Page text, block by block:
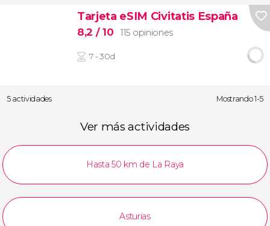
Tarjeta eSIM Civitatis España
8,2 / 10 115 opiniones
7 - 30d
5 actividades Mostrando 1-5
Ver más actividades
Hasta 50 km de La Raya
Asturias